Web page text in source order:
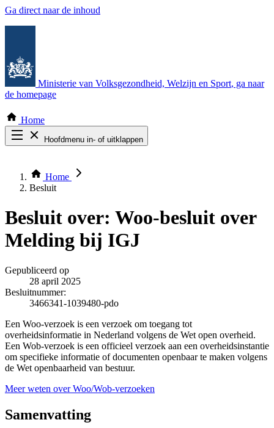
Ga direct naar de inhoud
Ministerie van Volksgezondheid, Welzijn en Sport, ga naar
de homepage
Home
Hoofdmenu in- of uitklappen
Thema COVID-19
Bekijk per bestuursorgaan
Home
Besluit
Besluit over: Woo-besluit over
Melding bij IGJ
Gepubliceerd op
28 april 2025
Besluitnummer:
3466341-1039480-pdo
Een Woo-verzoek is een verzoek om toegang tot
overheidsinformatie in Nederland volgens de Wet open overheid.
Een Wob-verzoek is een officieel verzoek aan een overheidsinstantie
om specifieke informatie of documenten openbaar te maken volgens
de Wet openbaarheid van bestuur.
Meer weten over Woo/Wob-verzoeken
Samenvatting